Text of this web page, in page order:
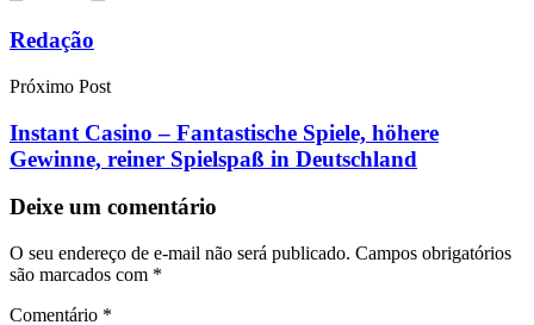
Redação
Próximo Post
Instant Casino – Fantastische Spiele, höhere
Gewinne, reiner Spielspaß in Deutschland
Deixe um comentário
O seu endereço de e-mail não será publicado. Campos obrigatórios
são marcados com *
Comentário *